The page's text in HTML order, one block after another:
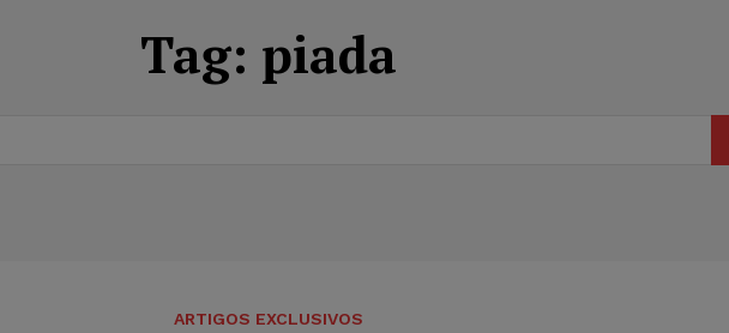
Tag: piada
ARTIGOS EXCLUSIVOS